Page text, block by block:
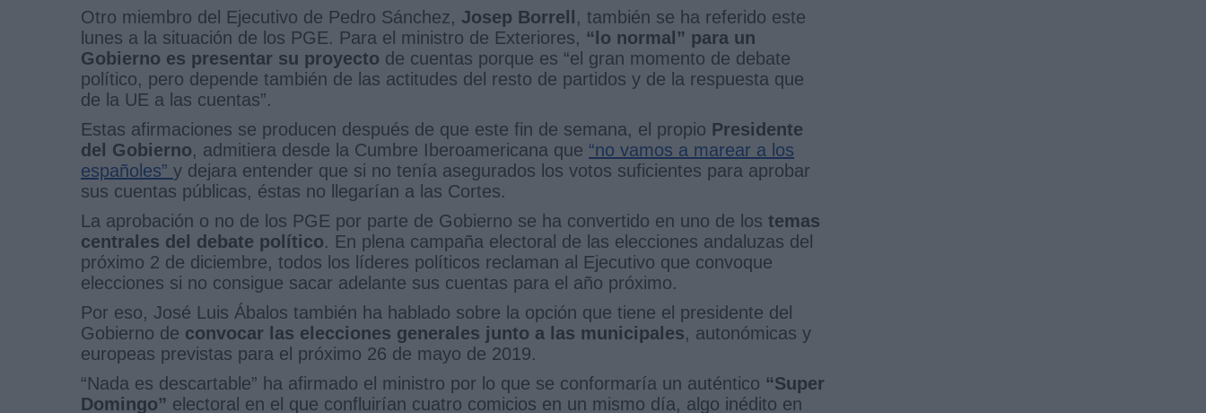
Otro miembro del Ejecutivo de Pedro Sánchez, Josep Borrell, también se ha referido este
lunes a la situación de los PGE. Para el ministro de Exteriores, “lo normal” para un
Gobierno es presentar su proyecto de cuentas porque es “el gran momento de debate
político, pero depende también de las actitudes del resto de partidos y de la respuesta que
de la UE a las cuentas”.
Estas afirmaciones se producen después de que este fin de semana, el propio Presidente
del Gobierno, admitiera desde la Cumbre Iberoamericana que “no vamos a marear a los
españoles” y dejara entender que si no tenía asegurados los votos suficientes para aprobar
sus cuentas públicas, éstas no llegarían a las Cortes.
La aprobación o no de los PGE por parte de Gobierno se ha convertido en uno de los temas
centrales del debate político. En plena campaña electoral de las elecciones andaluzas del
próximo 2 de diciembre, todos los líderes políticos reclaman al Ejecutivo que convoque
elecciones si no consigue sacar adelante sus cuentas para el año próximo.
Por eso, José Luis Ábalos también ha hablado sobre la opción que tiene el presidente del
Gobierno de convocar las elecciones generales junto a las municipales, autonómicas y
europeas previstas para el próximo 26 de mayo de 2019.
“Nada es descartable” ha afirmado el ministro por lo que se conformaría un auténtico “Super
Domingo” electoral en el que confluirían cuatro comicios en un mismo día, algo inédito en